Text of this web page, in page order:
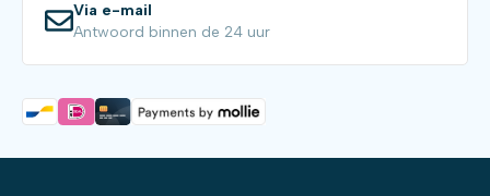
Via e-mail
Antwoord binnen de 24 uur